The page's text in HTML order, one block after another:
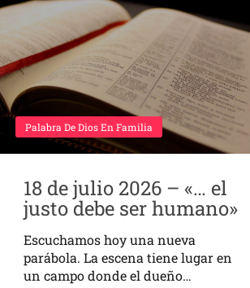
Palabra De Dios En Familia
18 de julio 2026 – «… el
justo debe ser humano»
Escuchamos hoy una nueva
parábola. La escena tiene lugar en
un campo donde el dueño…